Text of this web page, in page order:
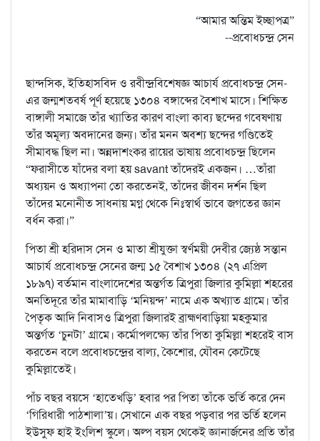
“আমার অন্তিম ইচ্ছাপত্র”
--প্রবোধচন্দ্র সেন
ছান্দসিক, ইতিহাসবিদ ও রবীন্দ্রবিশেষজ্ঞ আচার্য প্রবোধচন্দ্র সেন-
এর জন্মশতবর্ষ পূর্ণ হয়েছে ১৩০৪ বঙ্গাব্দের বৈশাখ মাসে। শিক্ষিত
বাঙ্গালী সমাজে তাঁর খ্যাতির কারণ বাংলা কাব্য ছন্দের গবেষণায়
তাঁর অমূল্য অবদানের জন্য। তাঁর মনন অবশ্য ছন্দের গণ্ডিতেই
সীমাবদ্ধ ছিল না। অন্নদাশংকর রায়ের ভাষায় প্রবোধচন্দ্র ছিলেন
“ফরাসীতে যাঁদের বলা হয় savant তাঁদেরই একজন। …তাঁরা
অধ্যয়ন ও অধ্যাপনা তো করতেনই, তাঁদের জীবন দর্শন ছিল
তাঁদের মনোনীত সাধনায় মগ্ন থেকে নিঃস্বার্থ ভাবে জগতের জ্ঞান
বর্ধন করা।”
পিতা শ্রী হরিদাস সেন ও মাতা শ্রীযুক্তা স্বর্ণময়ী দেবীর জ্যেষ্ঠ সন্তান
আচার্য প্রবোধচন্দ্র সেনের জন্ম ১৫ বৈশাখ ১৩০৪ (২৭ এপ্রিল
১৮৯৭) বর্তমান বাংলাদেশের অন্তর্গত ত্রিপুরা জিলার কুমিল্লা শহরের
অনতিদূরে তাঁর মামাবাড়ি ‘মনিয়ন্দ’ নামে এক অখ্যাত গ্রামে। তাঁর
পৈতৃক আদি নিবাসও ত্রিপুরা জিলারই ব্রাহ্মণবাড়িয়া মহকুমার
অন্তর্গত ‘চুনটা’ গ্রামে। কর্মোপলক্ষ্যে তাঁর পিতা কুমিল্লা শহরেই বাস
করতেন বলে প্রবোধচন্দ্রের বাল্য, কৈশোর, যৌবন কেটেছে
কুমিল্লাতেই।
পাঁচ বছর বয়সে ‘হাতেখড়ি’ হবার পর পিতা তাঁকে ভর্তি করে দেন
‘গিরিধারী পাঠশালা’য়। সেখানে এক বছর পড়বার পর ভর্তি হলেন
ইউসুফ হাই ইংলিশ স্কুলে। অল্প বয়স থেকেই জ্ঞানার্জনের প্রতি তাঁর